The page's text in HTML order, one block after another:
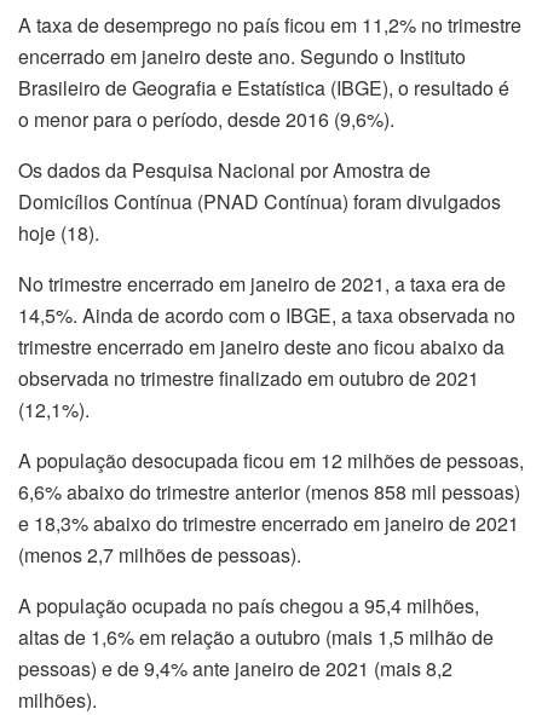
A taxa de desemprego no país ficou em 11,2% no trimestre
encerrado em janeiro deste ano. Segundo o Instituto
Brasileiro de Geografia e Estatística (IBGE), o resultado é
o menor para o período, desde 2016 (9,6%).
Os dados da Pesquisa Nacional por Amostra de
Domicílios Contínua (PNAD Contínua) foram divulgados
hoje (18).
No trimestre encerrado em janeiro de 2021, a taxa era de
14,5%. Ainda de acordo com o IBGE, a taxa observada no
trimestre encerrado em janeiro deste ano ficou abaixo da
observada no trimestre finalizado em outubro de 2021
(12,1%).
A população desocupada ficou em 12 milhões de pessoas,
6,6% abaixo do trimestre anterior (menos 858 mil pessoas)
e 18,3% abaixo do trimestre encerrado em janeiro de 2021
(menos 2,7 milhões de pessoas).
A população ocupada no país chegou a 95,4 milhões,
altas de 1,6% em relação a outubro (mais 1,5 milhão de
pessoas) e de 9,4% ante janeiro de 2021 (mais 8,2
milhões).